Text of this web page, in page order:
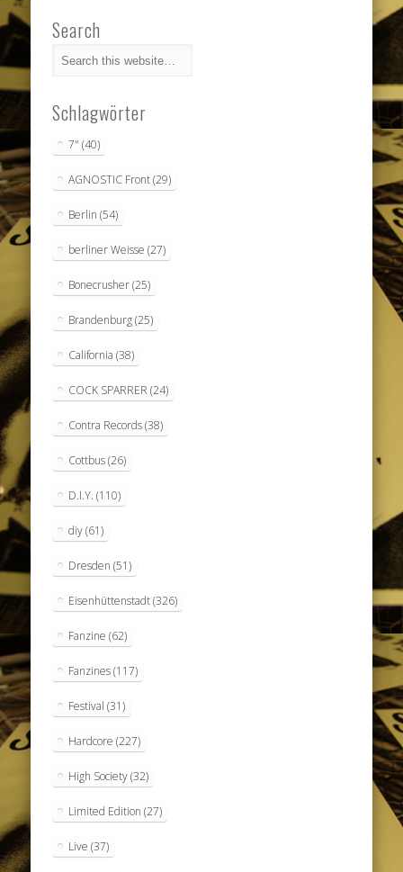
Search
Schlagwörter
7" (40)
AGNOSTIC Front(29)
Berlin (54)
berliner Weisse (27)
Bonecrusher(25)
Brandenburg(25)
California (38)
COCK SPARRER (24)
Contra Records(38)
Cottbus(26)
D.I.Y. (110)
diy(61)
Dresden (51)
Eisenhüttenstadt(326)
Fanzine (62)
Fanzines(117)
Festival (31)
Hardcore (227)
High Society(32)
Limited Edition (27)
Live (37)